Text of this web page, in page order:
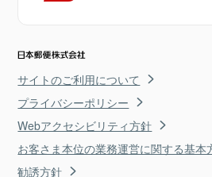
サイトのご利用について
プライバシーポリシー
Webアクセシビリティ方針
お客さま本位の業務運営に関する基本
勧誘方針